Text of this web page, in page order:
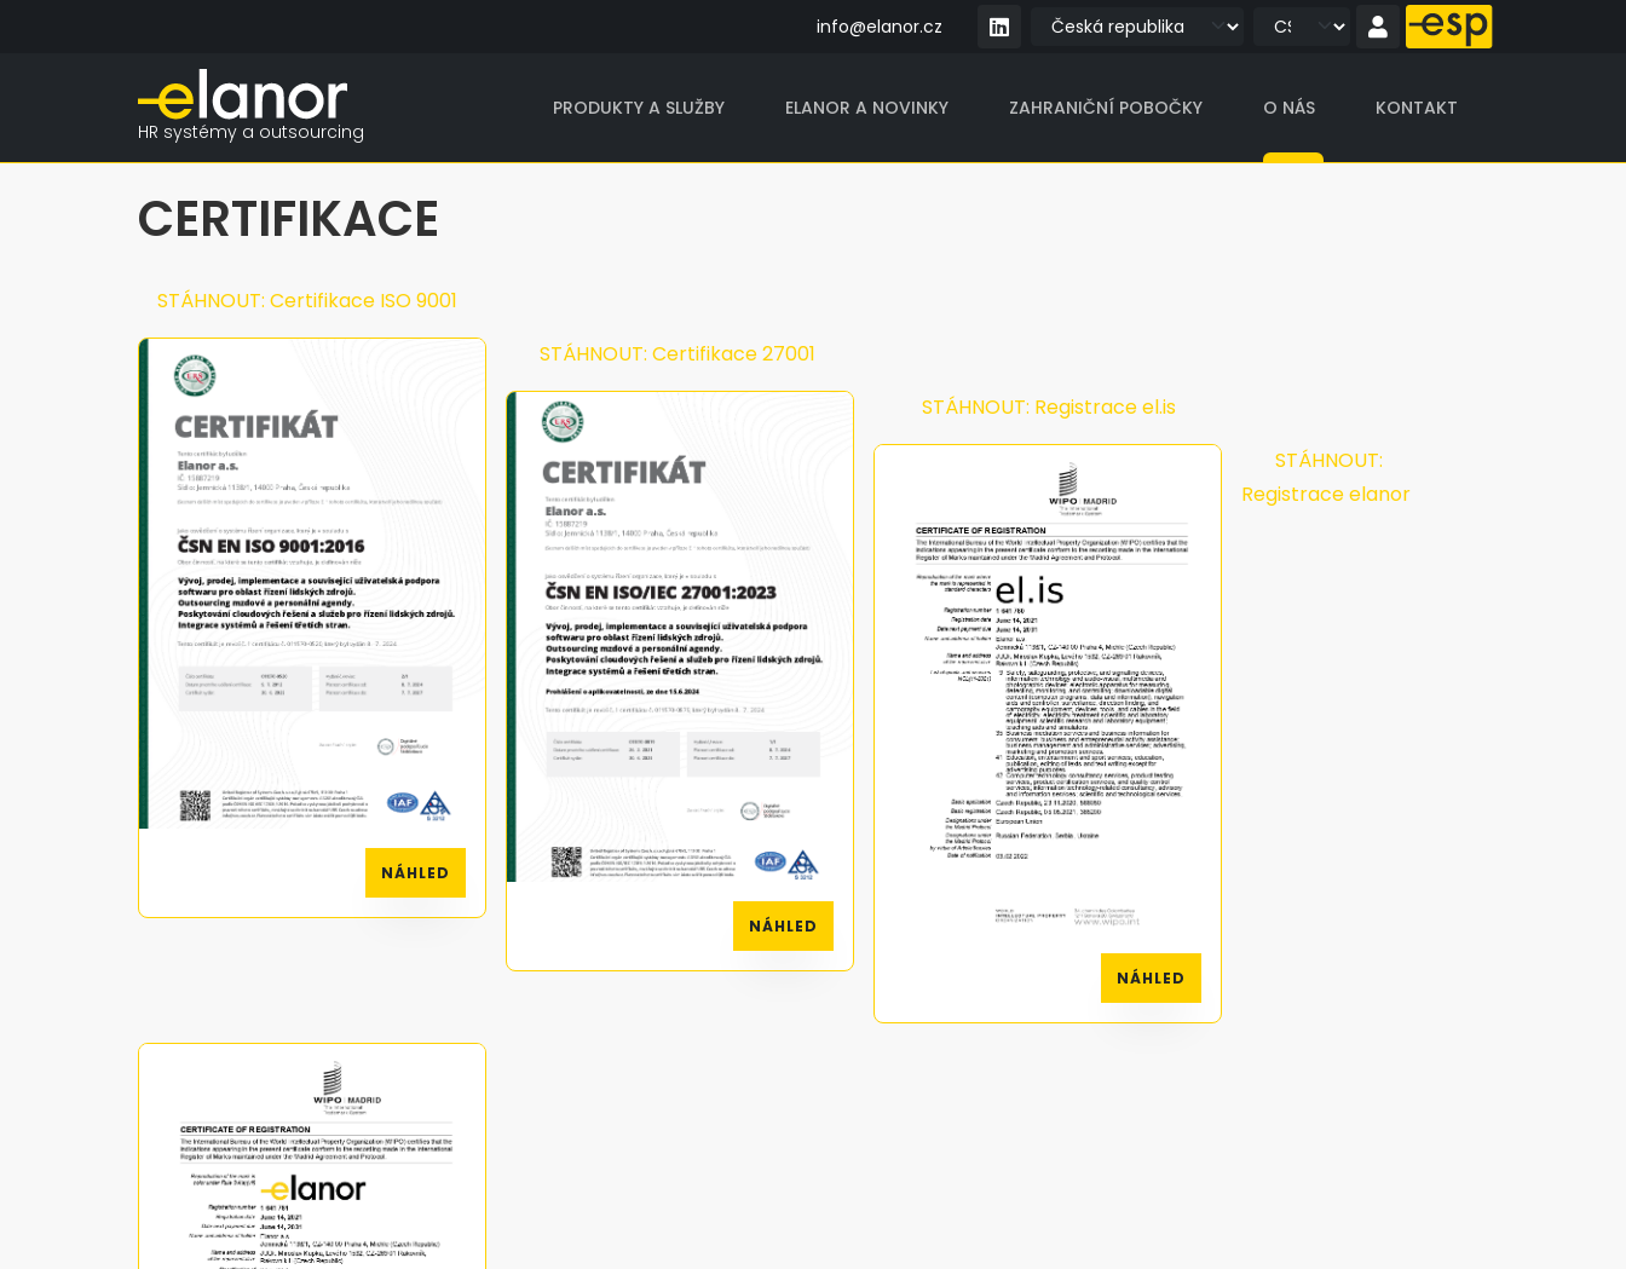
info@elanor.cz
HR systémy a outsourcing
PRODUKTY A SLUŽBY ELANOR A NOVINKY ZAHRANIČNÍ POBOČKY O NÁS KONTAKT
CERTIFIKACE
STÁHNOUT: Certifikace ISO 9001
NÁHLED
STÁHNOUT: Certifikace 27001
NÁHLED
STÁHNOUT: Registrace el.is
NÁHLED
STÁHNOUT:
Registrace elanor